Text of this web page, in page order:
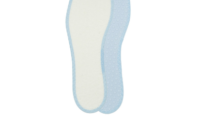
Plantilla de tejido de rizo
lavable.
Con doble capa de látex para un acolchado
particularmente bueno
La parte superior del algodón se enfría y
absorve la humedad de manera muy